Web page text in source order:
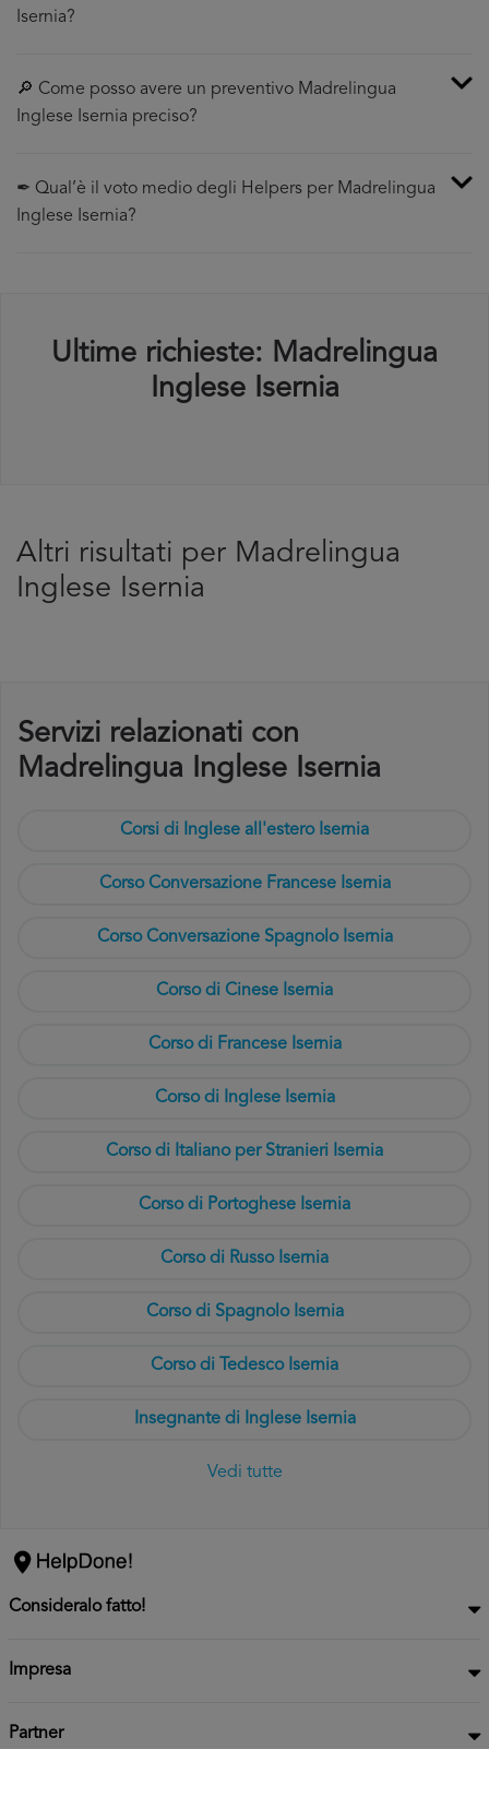
Isernia?
🔎 Come posso avere un preventivo Madrelingua
Inglese Isernia preciso?
✒ Qual’è il voto medio degli Helpers per Madrelingua
Inglese Isernia?
Ultime richieste: Madrelingua
Inglese Isernia
Altri risultati per Madrelingua
Inglese Isernia
Servizi relazionati con
Madrelingua Inglese Isernia
Corsi di Inglese all'estero Isernia
Corso Conversazione Francese Isernia
Corso Conversazione Spagnolo Isernia
Corso di Cinese Isernia
Corso di Francese Isernia
Corso di Inglese Isernia
Corso di Italiano per Stranieri Isernia
Corso di Portoghese Isernia
Corso di Russo Isernia
Corso di Spagnolo Isernia
Corso di Tedesco Isernia
Insegnante di Inglese Isernia
Vedi tutte
Consideralo fatto!
Impresa
Partner